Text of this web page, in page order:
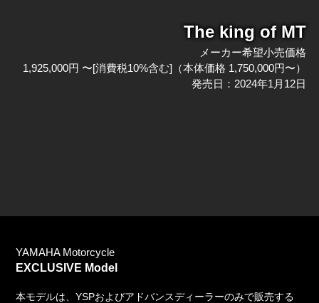
アクセサリー
The king of MT
メーカー希望小売価格
1,925,000円 〜[消費税10%含む]（本体価格 1,750,000円〜）
発売日：2024年1月12日
YAMAHA Motorcycle
EXCLUSIVE Model
本モデルは、YSPおよびアドバンスディーラーのみで販売する